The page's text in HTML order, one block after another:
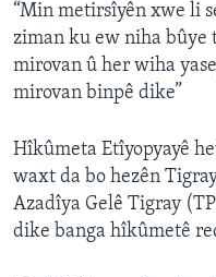
“Min metirsîyên xwe li
ziman ku ew niha
mirovan û her wiha
mirovan binpê dike”
Hîkûmeta Etîyopyayê
waxt da bo hezên
Azadîya Gelê Tigray
dike banga hîkûmetê